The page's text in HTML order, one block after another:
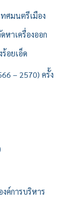
ศมนตรีเมือง
หาเครื่องออก
อยเอ็ด
– 2570) ครั้ง
ค์การบริหาร